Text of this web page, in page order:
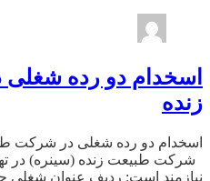
اسخدام دو رده
زنده
اسخدام دو رده شغلی در شرکت
شرکت طبیعت زنده (سینره) در